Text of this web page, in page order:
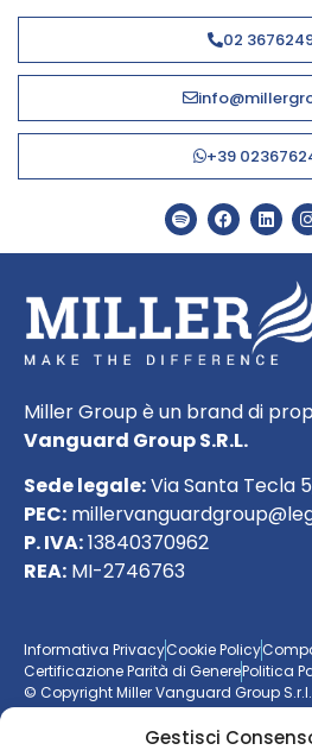
Gestisci
02
+39
Miller Group è un brand di
Vanguard Group S.R.L.
Sede legale:Via Santa Tecla
PEC:
P. IVA:13840370962
REA: MI-2746763
Informativa PrivacyCookie Policy
Certificazione Parità di GenerePolitica
© Copyright Miller Vanguard Group